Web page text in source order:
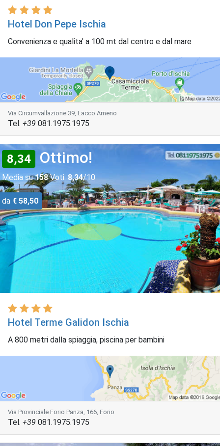
Hotel Don Pepe Ischia
Convenienza e qualita' a 100 mt dal centro e dal mare
Via Circumvallazione 39, Lacco Ameno
Tel. +39 081.1975.1975
8,34 Ottimo!
Media su158Voti: 8,34/10
da € 58,50
Hotel Terme Galidon Ischia
A 800 metri dalla spiaggia, piscina per bambini
Via Provinciale Forio Panza, 166, Forio
Tel. +39 081.1975.1975